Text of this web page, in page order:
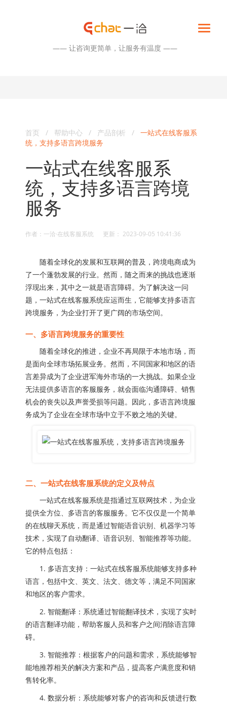
—— 让咨询更简单，让服务有温度 ——
首页 / 帮助中心 / 产品剖析 / 一站式在线客服系
统，支持多语言跨境服务
一站式在线客服系
统，支持多语言跨境
服务
作者：一洽·在线客服系统 更新： 2023-09-05 10:41:36
随着全球化的发展和互联网的普及，跨境电商成为
了一个蓬勃发展的行业。然而，随之而来的挑战也逐渐
浮现出来，其中之一就是语言障碍。为了解决这一问
题，一站式在线客服系统应运而生，它能够支持多语言
跨境服务，为企业打开了更广阔的市场空间。
一、多语言跨境服务的重要性
随着全球化的推进，企业不再局限于本地市场，而
是面向全球市场拓展业务。然而，不同国家和地区的语
言差异成为了企业进军海外市场的一大挑战。如果企业
无法提供多语言的客服服务，就会面临沟通障碍、销售
机会的丧失以及声誉受损等问题。因此，多语言跨境服
务成为了企业在全球市场中立于不败之地的关键。
二、一站式在线客服系统的定义及特点
一站式在线客服系统是指通过互联网技术，为企业
提供全方位、多语言的客服服务。它不仅仅是一个简单
的在线聊天系统，而是通过智能语音识别、机器学习等
技术，实现了自动翻译、语音识别、智能推荐等功能。
它的特点包括：
1. 多语言支持：一站式在线客服系统能够支持多种
语言，包括中文、英文、法文、德文等，满足不同国家
和地区的客户需求。
2. 智能翻译：系统通过智能翻译技术，实现了实时
的语言翻译功能，帮助客服人员和客户之间消除语言障
碍。
3. 智能推荐：根据客户的问题和需求，系统能够智
能地推荐相关的解决方案和产品，提高客户满意度和销
售转化率。
4. 数据分析：系统能够对客户的咨询和反馈进行数